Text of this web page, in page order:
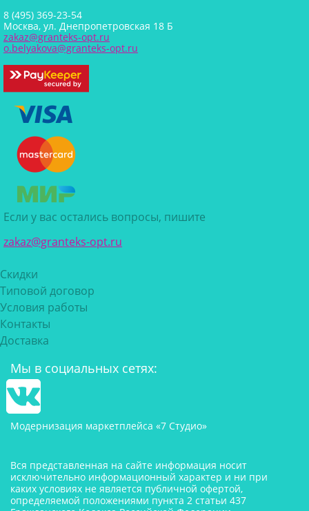
8 (495) 369-23-54
Москва, ул. Днепропетровская 18 Б
zakaz@granteks-opt.ru
o.belyakova@granteks-opt.ru
Если у вас остались вопросы, пишите
zakaz@granteks-opt.ru
Скидки
Типовой договор
Условия работы
Контакты
Доставка
Мы в социальных сетях:
Модернизация маркетплейса «7 Студио»
Вся представленная на сайте информация носит
исключительно информационный характер и ни при
каких условиях не является публичной офертой,
определяемой положениями пункта 2 статьи 437